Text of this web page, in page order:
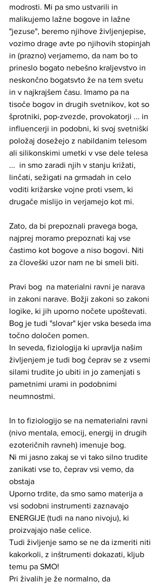
modrosti. Mi pa smo ustvarili in
malikujemo lažne bogove in lažne
"jezuse", beremo njihove življenjepise,
vozimo drage avte po njihovih stopinjah
in (prazno) verjamemo, da nam bo to
prineslo bogato nebešno kraljevstvo in
neskončno bogatsvto že na tem svetu
in v najkrajšem času. Imamo pa na
tisoče bogov in drugih svetnikov, kot so
šprotniki, pop-zvezde, provokatorji ... in
influencerji in podobni, ki svoj svetniški
položaj dosežejo z nabildanim telesom
ali silikonskimi umetki v vse dele telesa
...  in smo zaradi njih v stanju križati,
linčati, sežigati na grmadah in celo
voditi križarske vojne proti vsem, ki
drugače mislijo in verjamejo kot mi.
Zato, da bi prepoznali pravega boga,
najprej moramo prepoznati kaj vse
častimo kot bogove a niso bogovi. Niti
za človeški uzor nam ne bi smeli biti.
Pravi bog  na materialni ravni je narava
in zakoni narave. Božji zakoni so zakoni
logike, ki jih uporno nočete upoštevati.
Bog je tudi "slovar" kjer vska beseda ima
točno določen pomen.
In seveda, fiziologija ki upravlja našim
življenjem je tudi bog čeprav se z vsemi
silami trudite jo ubiti in jo zamenjati s
pametnimi urami in podobnimi
neumnostmi.
In to fiziologijo se na nematerialni ravni
(nivo mentala, emocij, energij in drugih
ezoteričnih ravneh) imenuje bog.
Ni mi jasno zakaj se vi tako silno trudite
zanikati vse to, čeprav vsi vemo, da
obstaja
Uporno trdite, da smo samo materija a
vsi sodobni instrumenti zaznavajo
ENERGIJE (tudi na nano nivoju), ki
proizvajajo naše celice.
Tudi življenje samo se ne da izmeriti niti
kakorkoli, z inštrumenti dokazati, kljub
temu pa SMO!
Pri živalih je že normalno, da